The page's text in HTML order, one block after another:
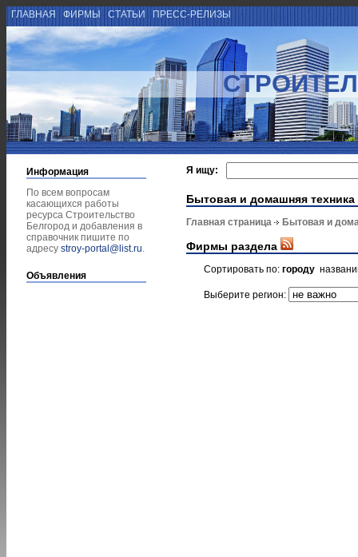
ГЛАВНАЯ ФИРМЫ СТАТЬИ ПРЕСС-РЕЛИЗЫ
Информация
По всем вопросам
касающихся работы
ресурса Строительство
Белгород и добавления в
справочник пишите по
адресу stroy-portal@list.ru.
Объявления
Я ищу:
Бытовая и домашняя техника
Главная страница Бытовая и
Фирмы раздела
Сортировать по: городу
Выберите регион: